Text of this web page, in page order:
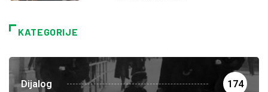
KATEGORIJE
Dijalog 174